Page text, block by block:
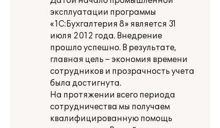
эксплуатации программы
«1С:Бухгалтерия 8» является 31
июля 2012 года. Внедрение
прошло успешно. В результате,
главная цель – экономия времени
сотрудников и прозрачность учета
была достигнута.
На протяжении всего периода
сотрудничества мы получаем
квалифицированную помощь